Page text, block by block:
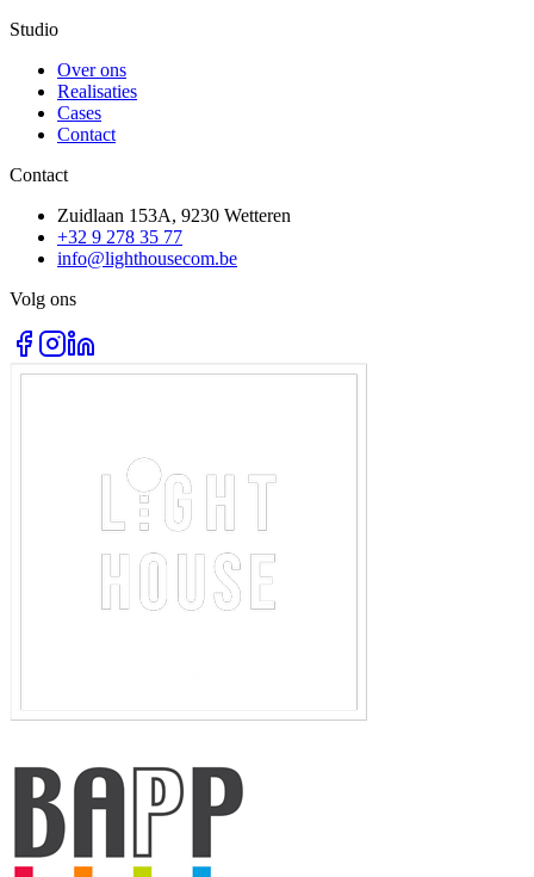
Studio
Over ons
Realisaties
Cases
Contact
Contact
Zuidlaan 153A, 9230 Wetteren
+32 9 278 35 77
info@lighthousecom.be
Volg ons